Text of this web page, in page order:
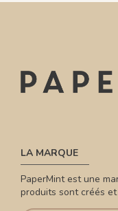
LA MARQUE
PaperMint est une
produits sont créés